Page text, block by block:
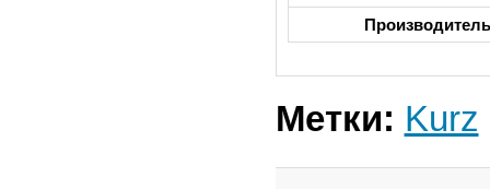
Производитель
Метки: Kurz